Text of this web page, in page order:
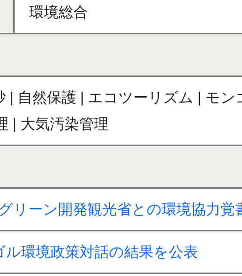
環境総合
| 自然保護 | エコツーリズム | モ
| 大気汚染管理
リーン開発観光省との環境協力覚
環境政策対話の結果を公表